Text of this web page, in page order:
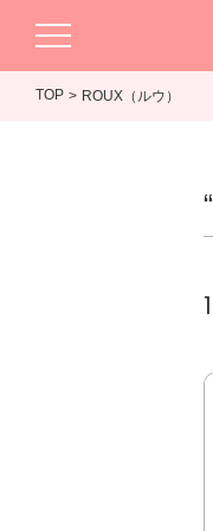
TOP ROUX（ルウ）
“
1